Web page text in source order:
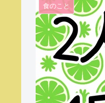
食のこと